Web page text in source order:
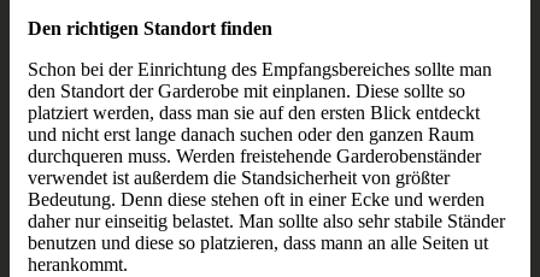
Den richtigen Standort finden
Schon bei der Einrichtung des Empfangsbereiches sollte man
den Standort der Garderobe mit einplanen. Diese sollte so
platziert werden, dass man sie auf den ersten Blick entdeckt
und nicht erst lange danach suchen oder den ganzen Raum
durchqueren muss. Werden freistehende Garderobenständer
verwendet ist außerdem die Standsicherheit von größter
Bedeutung. Denn diese stehen oft in einer Ecke und werden
daher nur einseitig belastet. Man sollte also sehr stabile Ständer
benutzen und diese so platzieren, dass mann an alle Seiten ut
herankommt.